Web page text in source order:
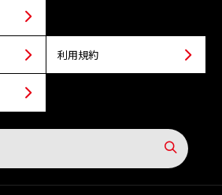
利用規約